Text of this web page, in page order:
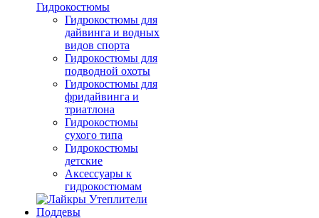
Гидрокостюмы
Гидрокостюмы для
дайвинга и водных
видов спорта
Гидрокостюмы для
подводной охоты
Гидрокостюмы для
фридайвинга и
триатлона
Гидрокостюмы
сухого типа
Гидрокостюмы
детские
Аксессуары к
гидрокостюмам